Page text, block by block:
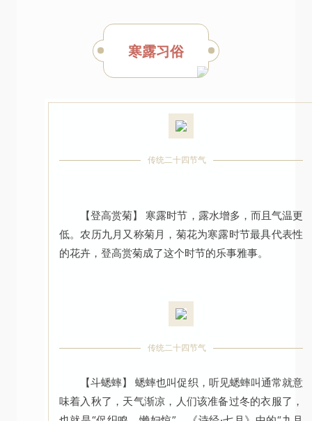
寒露习俗
传统二十四节气
【登高赏菊】 寒露时节，露水增多，而且气温更
低。农历九月又称菊月，菊花为寒露时节最具代表性
的花卉，登高赏菊成了这个时节的乐事雅事。
传统二十四节气
【斗蟋蟀】 蟋蟀也叫促织，听见蟋蟀叫通常就意
味着入秋了，天气渐凉，人们该准备过冬的衣服了，